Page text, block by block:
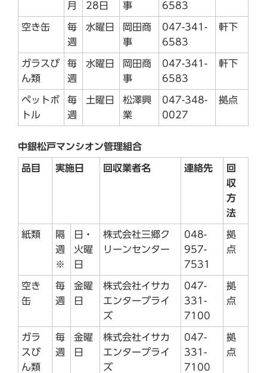
月
28日
事
6583
空き缶
毎
週
水曜日
岡田商
事
047-341-
6583
軒下
ガラスび
ん類
毎
週
水曜日
岡田商
事
047-341-
6583
軒下
ペットボ
トル
毎
週
土曜日
松澤興
業
047-348-
0027
拠点
中銀松戸マンシオン管理組合
品目 実施日 回収業者名 連絡先
回
収
方
法
紙類
隔
週
※
日・
火曜
日
株式会社三郷ク
リーンセンター
048-
957-
7531
拠
点
空き
缶
毎
週
金曜
日
株式会社イサカ
エンタープライ
ズ
047-
331-
7100
拠
点
ガラ
スび
ん類
毎
週
金曜
日
株式会社イサカ
エンタープライ
ズ
047-
331-
7100
拠
点